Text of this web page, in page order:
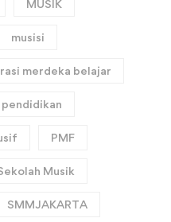
MUSIK
musisi
merdeka belajar
pendidikan
PMF
Musik
SMMJAKARTA